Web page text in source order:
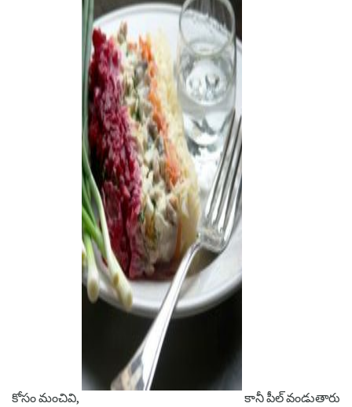
కోసం మంచివి,
ad
కానీ పీల్ వండుతారు